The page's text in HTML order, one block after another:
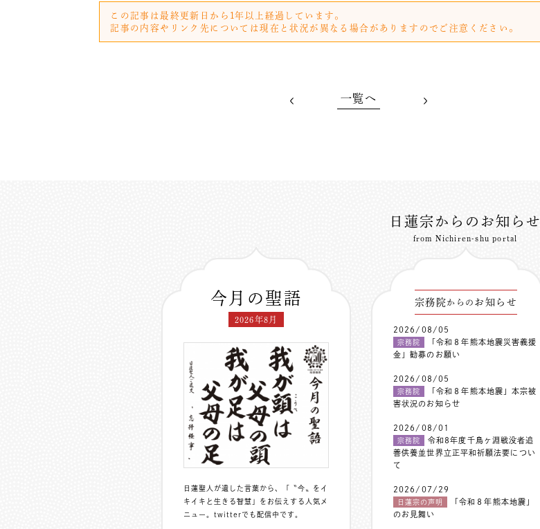
この記事は最終更新日から1年以上経過しています。
記事の内容やリンク先については現在と状況が異なる場合がありますのでご注意ください。
一覧へ
日蓮宗からのお知らせ
from Nichiren-shu portal
今月の聖語
2026年8月
日蓮聖人が遺した言葉から、「〝今〟をイ
キイキと生きる智慧」をお伝えする人気メ
ニュー。 twitterでも配信中 です。
宗務院からの お知らせ
2026/08/05
宗務院
「令和８年熊本地震災害義援
金」勧募のお願い
2026/08/05
宗務院
「令和８年熊本地震」本宗被
害状況のお知らせ
2026/08/01
宗務院
令和8年度千鳥ヶ淵戦没者追
善供養並世界立正平和祈願法要につい
て
2026/07/29
日蓮宗の声明
「令和８年熊本地震」
のお見舞い